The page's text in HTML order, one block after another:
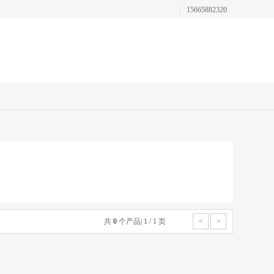
15665882320
共 0 个产品 1 / 1 页 < >